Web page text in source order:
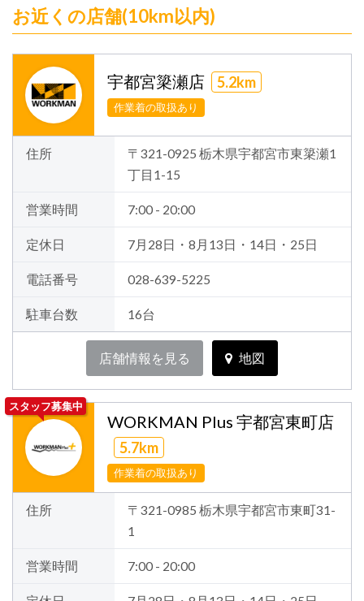
お近くの店舗(10km以内)
宇都宮簗瀬店 5.2km
作業着の取扱あり
住所
〒321-0925 栃木県宇都宮市東簗瀬1
丁目1-15
営業時間 7:00 - 20:00
定休日 7月28日・8月13日・14日・25日
電話番号 028-639-5225
駐車台数 16台
店舗情報を見る 地図
スタッフ募集中
WORKMAN Plus 宇都宮東町店
5.7km
作業着の取扱あり
住所
〒321-0985 栃木県宇都宮市東町31-
1
営業時間 7:00 - 20:00